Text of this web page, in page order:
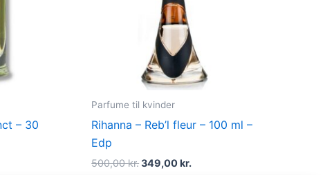
– 30
Parfume til kvinder
Rihanna – Reb’l fleur – 100 ml –
Edp
500,00kr.349,00kr.